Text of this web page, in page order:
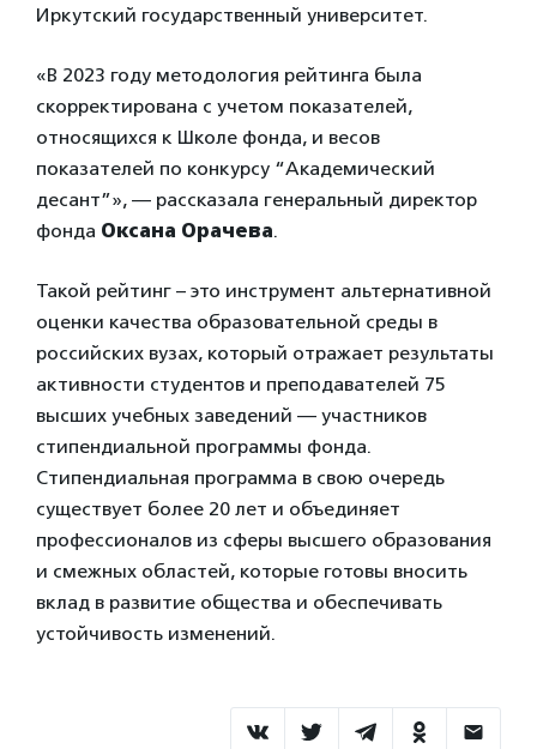
Иркутский государственный университет.
«В 2023 году методология рейтинга была
скорректирована с учетом показателей,
относящихся к Школе фонда, и весов
показателей по конкурсу “Академический
десант”», — рассказала генеральный директор
фонда Оксана Орачева.
Такой рейтинг – это инструмент альтернативной
оценки качества образовательной среды в
российских вузах, который отражает результаты
активности студентов и преподавателей 75
высших учебных заведений — участников
стипендиальной программы фонда.
Стипендиальная программа в свою очередь
существует более 20 лет и объединяет
профессионалов из сферы высшего образования
и смежных областей, которые готовы вносить
вклад в развитие общества и обеспечивать
устойчивость изменений.